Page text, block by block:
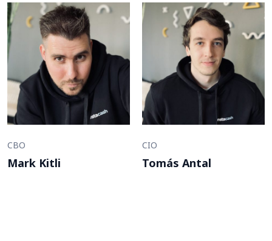
CBO
Mark Kitli
CIO
Tomás Antal